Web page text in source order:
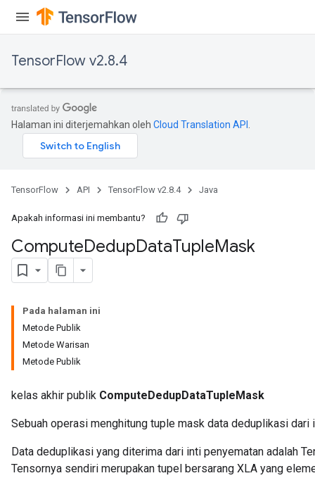
TensorFlow v2.8.4
Halaman ini diterjemahkan oleh Cloud Translation API
TensorFlow API TensorFlow v2.8.4 Java
Apakah informasi ini membantu?
ComputeDedupDataTupleMask
Pada halaman ini
Metode Publik
Metode Warisan
Metode Publik
kelas akhir publik ComputeDedupDataTupleMask
Sebuah operasi menghitung tuple mask data deduplikasi dari
Data deduplikasi yang diterima dari inti penyematan adalah
Tensornya sendiri merupakan tupel bersarang XLA yang